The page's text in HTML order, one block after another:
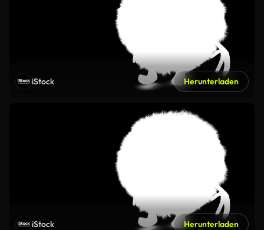
iStock Herunterladen
iStock Herunterladen